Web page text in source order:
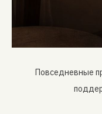
Повседневные